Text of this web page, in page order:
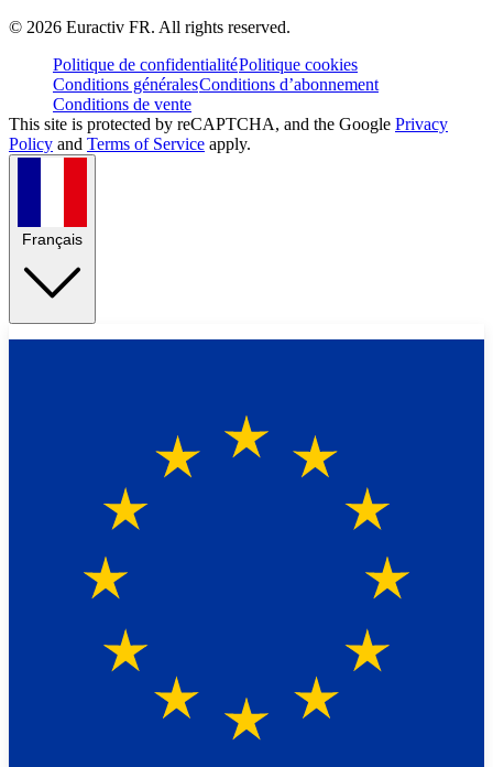
© 2026 Euractiv FR. All rights reserved.
Politique de confidentialitéPolitique cookies
Conditions généralesConditions d’abonnement
Conditions de vente
This site is protected by reCAPTCHA, and the Google Privacy
Policy and Terms of Service apply.
Français